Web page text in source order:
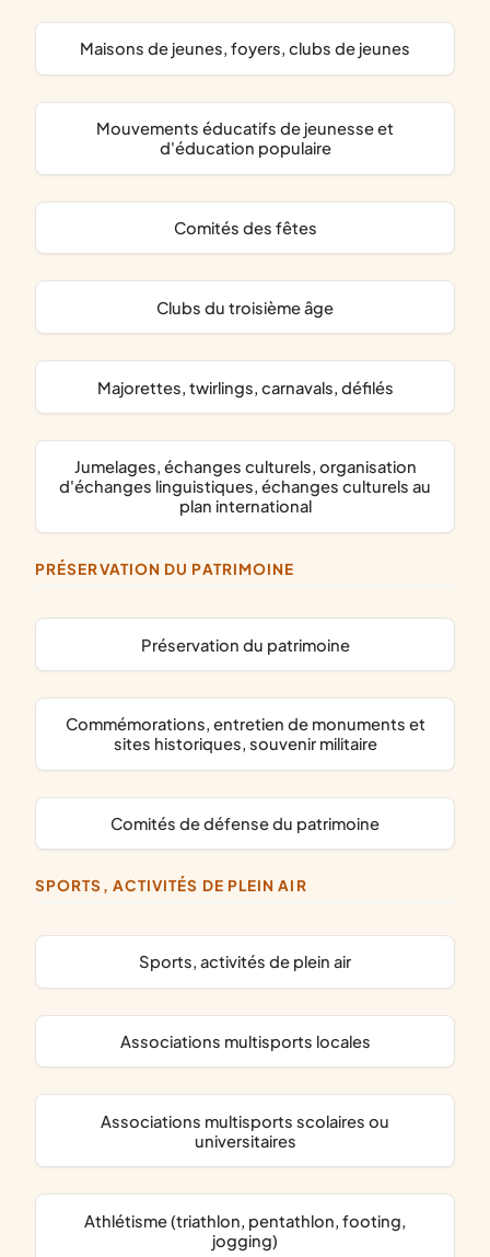
maisons de jeunes, foyers, clubs de jeunes
mouvements éducatifs de jeunesse et
d'éducation populaire
comités des fêtes
clubs du troisième âge
majorettes, twirlings, carnavals, défilés
jumelages, échanges culturels, organisation
d'échanges linguistiques, échanges culturels au
plan international
PRÉSERVATION DU PATRIMOINE
préservation du patrimoine
commémorations, entretien de monuments et
sites historiques, souvenir militaire
comités de défense du patrimoine
SPORTS, ACTIVITÉS DE PLEIN AIR
Sports, activités de plein air
associations multisports locales
associations multisports scolaires ou
universitaires
Athlétisme (triathlon, pentathlon, footing,
jogging)